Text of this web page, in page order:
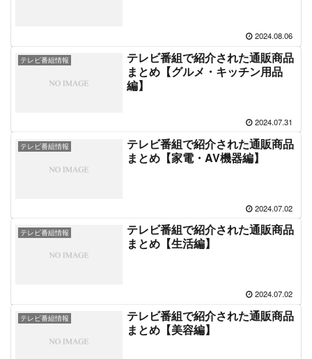
2024.08.06
テレビ番組情報
テレビ番組で紹介された通販商品
まとめ【グルメ・キッチン用品
編】
2024.07.31
テレビ番組情報
テレビ番組で紹介された通販商品
まとめ【家電・AV機器編】
2024.07.02
テレビ番組情報
テレビ番組で紹介された通販商品
まとめ【生活編】
2024.07.02
テレビ番組情報
テレビ番組で紹介された通販商品
まとめ【美容編】